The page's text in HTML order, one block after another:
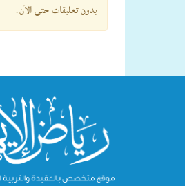
بدون تعليقات حتى الآن.